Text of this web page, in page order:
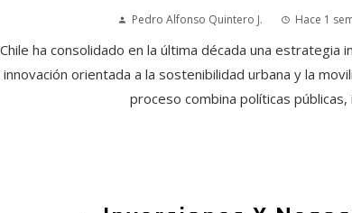
Pedro Alfonso Quintero J. Hace 1
Chile ha consolidado en la última década una estrategia
innovación orientada a la sostenibilidad urbana y la
proceso combina políticas públicas,